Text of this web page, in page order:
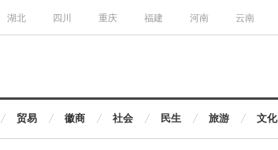
湖北 四川 重庆 福建 河南 云南
贸易 徽商 社会 民生 旅游 文化